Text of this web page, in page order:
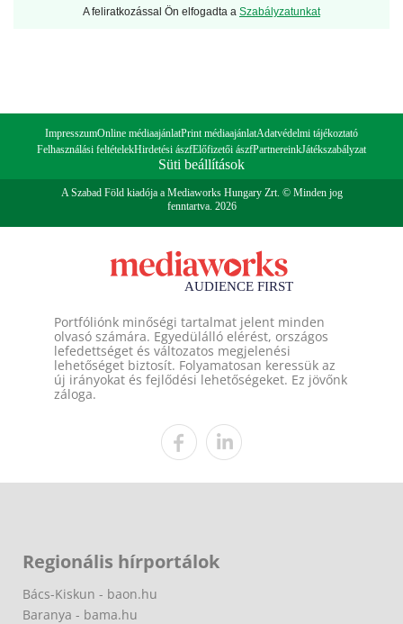
A feliratkozással Ön elfogadta a Szabályzatunkat
ImpresszumOnline médiaajánlatPrint médiaajánlatAdatvédelmi tájékoztató
Felhasználási feltételekHirdetési ászfElőfizetői ászfPartnereinkJátékszabályzat
Süti beállítások
A Szabad Föld kiadója a Mediaworks Hungary Zrt. © Minden jog
fenntartva. 2026
Portfóliónk minőségi tartalmat jelent minden
olvasó számára. Egyedülálló elérést, országos
lefedettséget és változatos megjelenési
lehetőséget biztosít. Folyamatosan keressük az
új irányokat és fejlődési lehetőségeket. Ez jövőnk
záloga.
Regionális hírportálok
Bács-Kiskun - baon.hu
Baranya - bama.hu